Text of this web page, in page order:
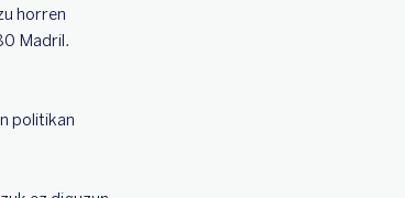
horren
Madril.
politikan